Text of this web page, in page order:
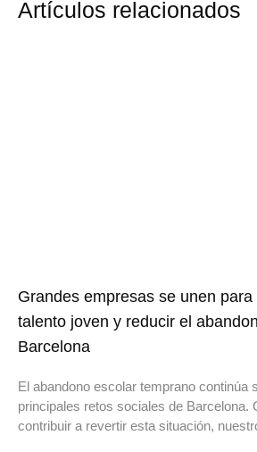
Artículos relacionados
Grandes empresas se unen para
talento joven y reducir el
Barcelona
El abandono escolar temprano continúa
principales retos sociales de Barcelona.
contribuir a revertir esta situación,